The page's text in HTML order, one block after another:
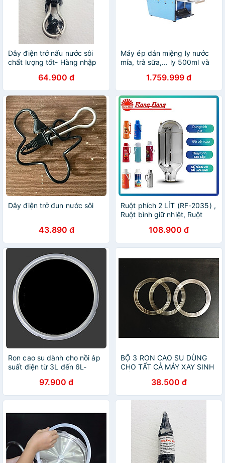
Dây điện trở nấu nước sôi
chất lượng tốt- Hàng nhập
64.900 đ
Máy ép dán miệng ly nước
mía, trà sữa,... ly 500ml và
khẩu (màu ngẫu nhiên)
1.759.999 đ
Dây điện trở đun nước sôi
43.890 đ
Ruột phích 2 LÍT (RF-2035) ,
Ruột bình giữ nhiệt, Ruột
CHÍNH HÃNG108.900 đ
Ron cao su dành cho nồi áp
suất điện từ 3L đến 6L-
97.900 đ
BỘ 3 RON CAO SU DÙNG
CHO TẤT CẢ MÁY XAY SINH
DẸP)- Hàng nhập khẩu
38.500 đ